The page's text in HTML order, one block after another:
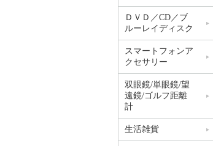
ＤＶＤ／CD／ブ
ルーレイディスク
スマートフォンア
クセサリー
双眼鏡/単眼鏡/望
遠鏡/ゴルフ距離
計
生活雑貨